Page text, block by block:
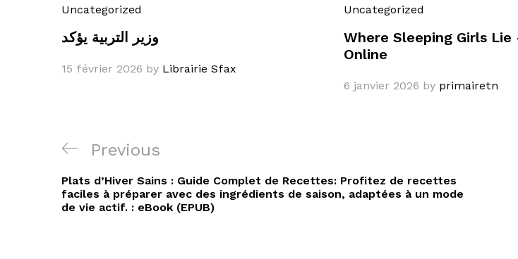
Uncategorized
وزير التربية يؤكد
15 février 2026 by Librairie Sfax
Uncategorized
Where Sleeping Girls Lie
Online
6 janvier 2026 by primairetn
Navigation
de
l’article
Previous
Post
Previous
Plats d’Hiver Sains : Guide Complet de Recettes: Profitez de recettes
faciles à préparer avec des ingrédients de saison, adaptées à un mode
de vie actif. : eBook (EPUB)